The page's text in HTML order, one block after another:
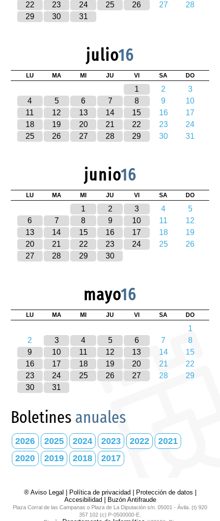
22
23 24 25 26 27
28
29
30 31
julio16
LU MA MI JU VI SA DO
1 2
3
4
5 6 7 8 9
10
11
12 13 14 15 16
17
18
19 20 21 22 23
24
25
26 27 28 29 30 31
junio16
LU MA MI JU VI SA DO
1 2 3 4
5
6
7 8 9 10 11
12
13
14 15 16 17 18
19
20
21 22 23 24 25
26
27
28 29 30
mayo16
LU MA MI JU VI SA DO
1
2
3 4 5 6 7
8
9
10 11 12 13 14
15
16
17 18 19 20 21
22
23
24 25 26 27 28
29
30
31
Boletines anuales
2026 2025 2024 2023 2022
2021
2020
2019 2018 2017
® Aviso Legal Política de privacidad Protección de datos
Accesibilidad
Buzón Antifraude
Plaza Corral de las Campanas o Plaza de La Diputación s/n. 05001 - Ávila. (t) 920
357 102 (c) P-0500000-E.